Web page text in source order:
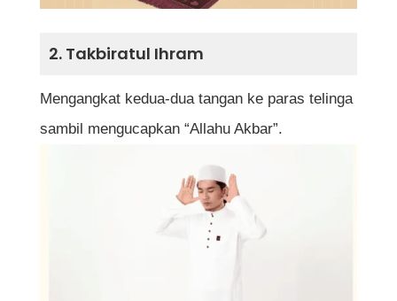
2. Takbiratul Ihram
Mengangkat kedua-dua tangan ke paras telinga
sambil mengucapkan “Allahu Akbar”.